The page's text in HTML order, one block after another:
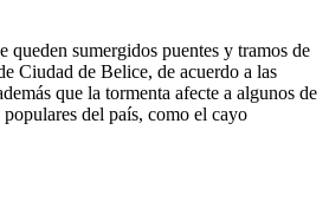
queden sumergidos puentes y tramos de
Ciudad de Belice, de acuerdo a las
que la tormenta afecte a algunos de
del país, como el cayo